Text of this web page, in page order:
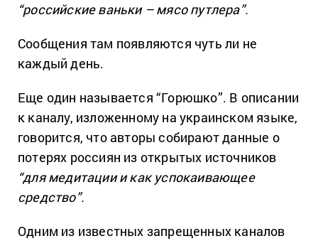
“российские ваньки – мясо путлера”.
Сообщения там появляются чуть ли не
каждый день.
Еще один называется “Горюшко”. В описании
к каналу, изложенному на украинском языке,
говорится, что авторы собирают данные о
потерях россиян из открытых источников
“для медитации и как успокаивающее
средство”.
Одним из известных запрещенных каналов